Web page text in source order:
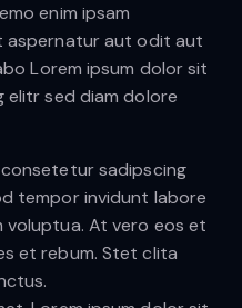
enim ipsam
aspernatur aut odit aut
Lorem ipsum dolor sit
sed diam dolore
sadipscing
tempor invidunt labore
voluptua. At vero eos et
et rebum. Stet clita